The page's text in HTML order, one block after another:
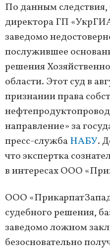
По данным
директора ГП
заведомо
послужившее
решения
области. Этот суд в
признании права
направление» за
пресс-службаНАБУ.
что экспертка
в интересах ООО
ООО
судебного решения,
заведомо ложном
безосновательно